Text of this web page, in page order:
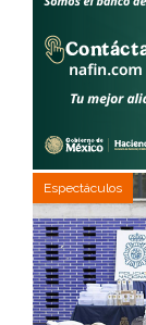
Espectáculos